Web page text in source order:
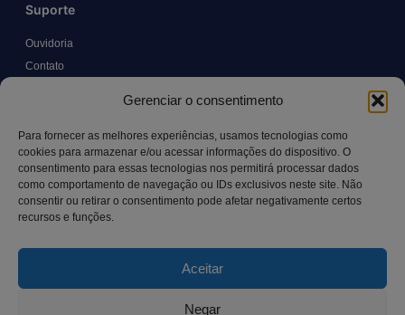
Gerenciar o consentimento
Para fornecer as melhores experiências, usamos tecnologias como
cookies para armazenar e/ou acessar informações do dispositivo. O
consentimento para essas tecnologias nos permitirá processar dados
como comportamento de navegação ou IDs exclusivos neste site. Não
consentir ou retirar o consentimento pode afetar negativamente certos
recursos e funções.
Aceitar
Negar
Suporte
Ouvidoria
Contato
Canal LGPD e Segurança da Informação
Contato